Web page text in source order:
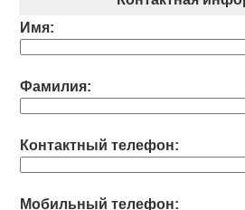
Имя:
Фамилия:
Контактный телефон:
Мобильный телефон: